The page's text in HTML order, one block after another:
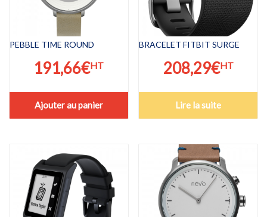
PEBBLE TIME ROUND
191,66€HT
Ajouter au panier
BRACELET FITBIT SURGE
208,29€HT
Lire la suite